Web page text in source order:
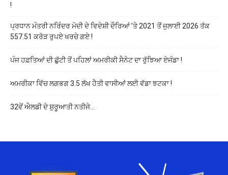
!
ਪ੍ਰਧਾਨ ਮੰਤਰੀ ਨਰਿੰਦਰ ਮੋਦੀ ਦੇ ਵਿਦੇਸ਼ੀ ਦੌਰਿਆਂ ’ਤੇ 2021 ਤੋਂ ਜੁਲਾਈ 2026 ਤੱਕ
557.51 ਕਰੋੜ ਰੁਪਏ ਖਰਚੇ ਗਏ !
ਪੰਜ ਹਫ਼ਤਿਆਂ ਦੀ ਛੁੱਟੀ ਤੋਂ ਪਹਿਲਾਂ ਅਮਰੀਕੀ ਸੈਨੇਟ ਦਾ ਰੁੱਝਿਆ ਏਜੰਡਾ !
ਅਮਰੀਕਾ ਵਿੱਚ ਲਗਭਗ 3.5 ਲੱਖ ਹੈਤੀ ਵਾਸੀਆਂ ਲਈ ਵੱਡਾ ਝਟਕਾ !
32ਵੇਂ ਐਲਡੀ ਦੇ ਸ਼ੁਰੂਆਤੀ ਨਤੀਜੇ…